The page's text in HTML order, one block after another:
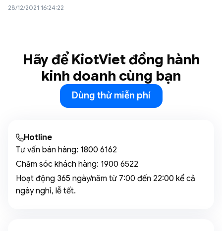
28/12/2021 16:24:22
Hãy để KiotViet đồng hành
kinh doanh cùng bạn
Dùng thử miễn phí
Hotline
Tư vấn bán hàng: 1800 6162
Chăm sóc khách hàng: 1900 6522
Hoạt động 365 ngày/năm từ 7:00 đến 22:00 kể cả
ngày nghỉ, lễ tết.